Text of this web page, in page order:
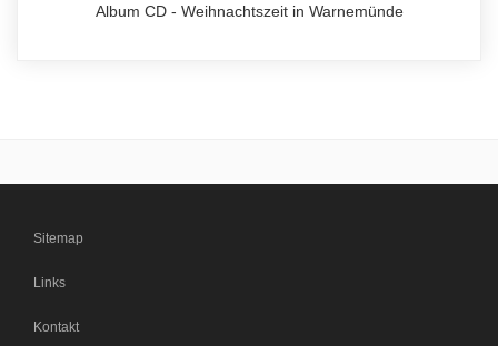
Album CD - Weihnachtszeit in Warnemünde
Sitemap
Links
Kontakt